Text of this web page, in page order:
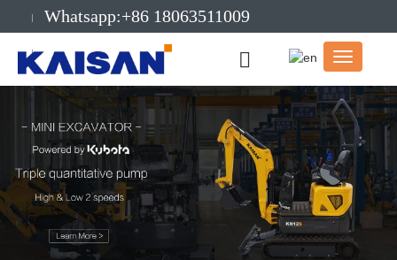
Whatsapp:+86 18063511009
E-mail:info@kaisanmachinery.com